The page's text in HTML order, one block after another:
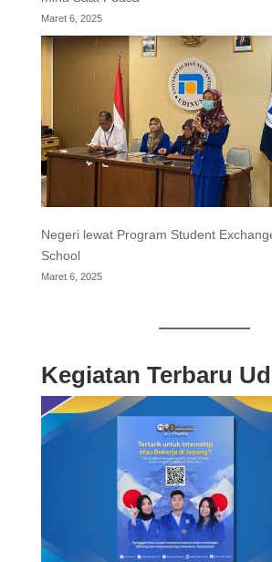
Maret 6, 2025
Negeri lewat Program Student
School
Maret 6, 2025
Kegiatan Terbaru